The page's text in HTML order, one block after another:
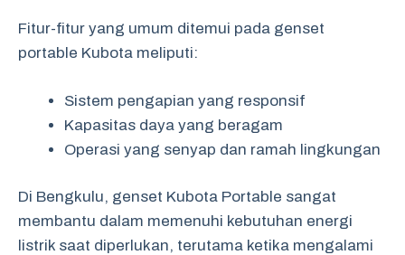
Fitur-fitur yang umum ditemui pada genset
portable Kubota meliputi:
Sistem pengapian yang responsif
Kapasitas daya yang beragam
Operasi yang senyap dan ramah lingkungan
Di Bengkulu, genset Kubota Portable sangat
membantu dalam memenuhi kebutuhan energi
listrik saat diperlukan, terutama ketika mengalami